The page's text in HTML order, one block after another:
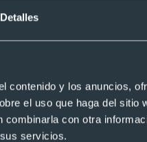
Detalles
contenido y los anuncios,
el uso que haga del sitio
con otra
servicios.
Bolígrafo aluminio con
bicolor marcaje láser
Ref. 886368
Recíbelo